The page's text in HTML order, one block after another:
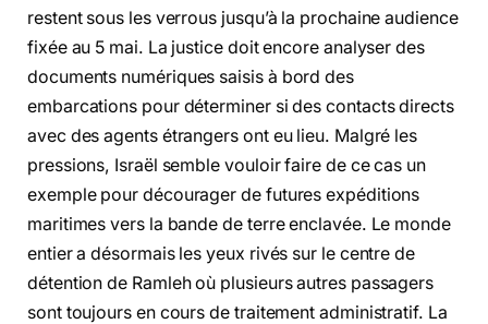
restent sous les verrous jusqu’à la prochaine audience
fixée au 5 mai. La justice doit encore analyser des
documents numériques saisis à bord des
embarcations pour déterminer si des contacts directs
avec des agents étrangers ont eu lieu. Malgré les
pressions, Israël semble vouloir faire de ce cas un
exemple pour décourager de futures expéditions
maritimes vers la bande de terre enclavée. Le monde
entier a désormais les yeux rivés sur le centre de
détention de Ramleh où plusieurs autres passagers
sont toujours en cours de traitement administratif. La